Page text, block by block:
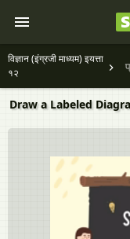
विज्ञान (इंग्रजी माध्यम) इयत्ता
१२
Draw a Labeled